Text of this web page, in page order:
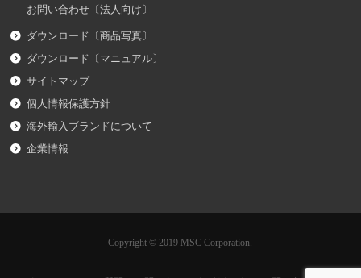
お問い合わせ〔法人向け〕
ダウンロード〔商品写真〕
ダウンロード〔マニュアル〕
サイトマップ
個人情報保護方針
海外輸入ブランドについて
企業情報
Copyright © 2019 MSC Corporation.